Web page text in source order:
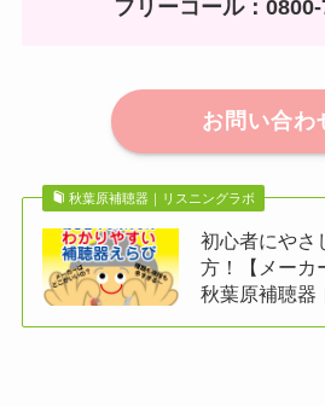
フリーコール：
お問い合わ
秋葉原補聴器｜リスニングラボ
初心者にやさ
方！【メーカ
秋葉原補聴器